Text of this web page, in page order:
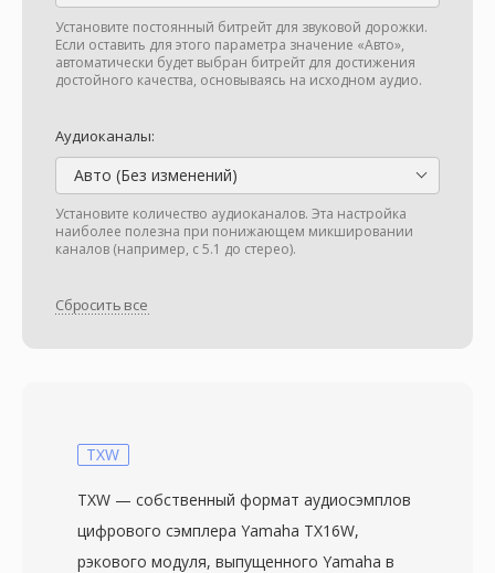
Установите постоянный битрейт для звуковой дорожки.
Если оставить для этого параметра значение «Авто»,
автоматически будет выбран битрейт для достижения
достойного качества, основываясь на исходном аудио.
Аудиоканалы:
Авто (Без изменений)
Установите количество аудиоканалов. Эта настройка
наиболее полезна при понижающем микшировании
каналов (например, с 5.1 до стерео).
Сбросить все
TXW
TXW — собственный формат аудиосэмплов
цифрового сэмплера Yamaha TX16W,
рэкового модуля, выпущенного Yamaha в